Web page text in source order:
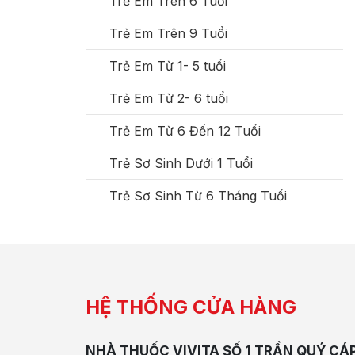
Trẻ Em Trên 9 Tuổi
Trẻ Em Từ 1- 5 tuổi
Trẻ Em Từ 2- 6 tuổi
Trẻ Em Từ 6 Đến 12 Tuổi
Trẻ Sơ Sinh Dưới 1 Tuổi
Trẻ Sơ Sinh Từ 6 Tháng Tuổi
HỆ THỐNG CỬA HÀNG
NHÀ THUỐC VIVITA SỐ 1 TRẦN QUÝ